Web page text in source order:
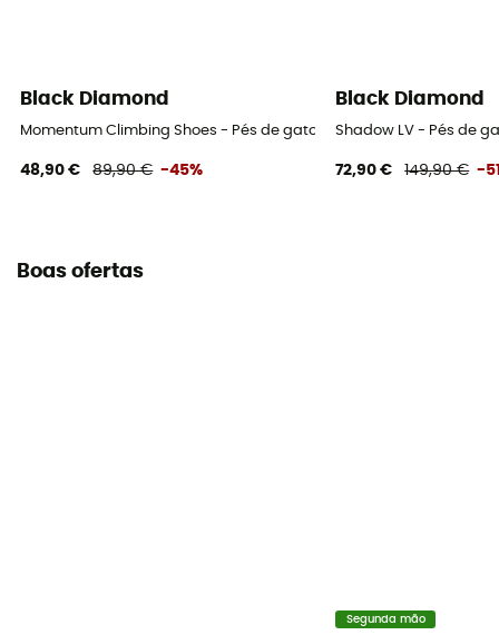
Black Diamond
Momentum Climbing Shoes - Pés de gato homem
48,90 € 89,90 € -45%
Black Diamond
Shadow LV - Pés de
72,90 € 149,90 € -
Boas ofertas
Segunda mão